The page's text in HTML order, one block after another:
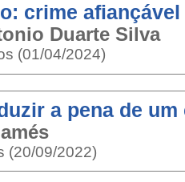
crime
Duarte Silva
(01/04/2024)
a pena de
(20/09/2022)